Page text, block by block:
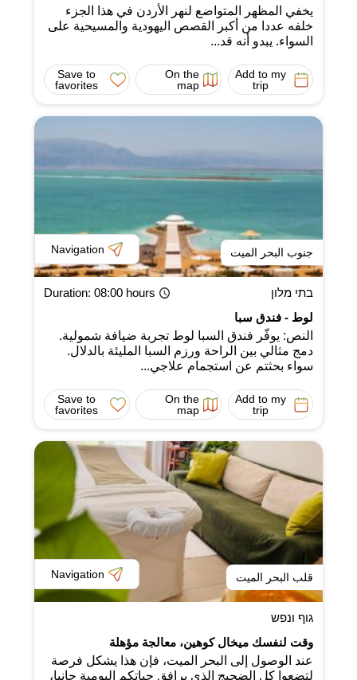
يخفي المظهر المتواضع لنهر الأردن في هذا الجزء
خلفه عددا من أكبر القصص اليهودية والمسيحية على
السواء. يبدو أنه قد...
Add to my
trip
On the
map
Save to
favorites
جنوب البحر الميت Navigation
בתי מלון Duration: 08:00 hours
لوط - فندق سبا
النص: يوفّر فندق السبا لوط تجربة ضيافة شمولية.
دمج مثالي بين الراحة ورزم السبا المليئة بالدلال.
سواء بحثتم عن استجمام علاجي...
Add to my
trip
On the
map
Save to
favorites
قلب البحر الميت Navigation
גוף ונפש
وقت لنفسك ميخال كوهين، معالجة مؤهلة
عند الوصول إلى البحر الميت، فإن هذا يشكل فرصة
لتضعوا كل الضجيج الذي يرافق حياتكم اليومية جانبا،